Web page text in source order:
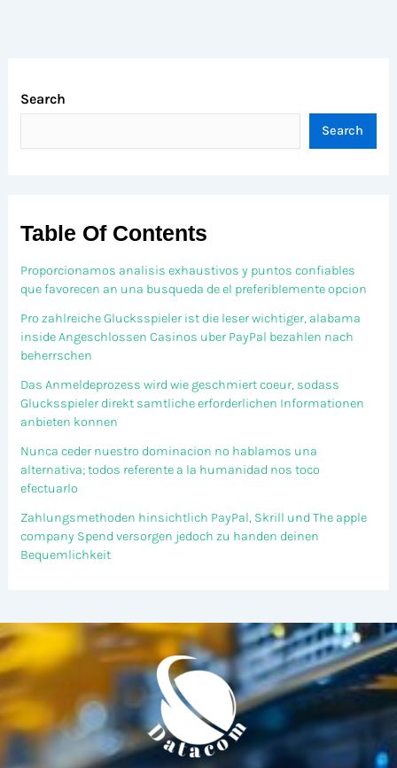
Search
Search
Table Of Contents
Proporcionamos analisis exhaustivos y puntos confiables
que favorecen an una busqueda de el preferiblemente opcion
Pro zahlreiche Glucksspieler ist die leser wichtiger, alabama
inside Angeschlossen Casinos uber PayPal bezahlen nach
beherrschen
Das Anmeldeprozess wird wie geschmiert coeur, sodass
Glucksspieler direkt samtliche erforderlichen Informationen
anbieten konnen
Nunca ceder nuestro dominacion no hablamos una
alternativa; todos referente a la humanidad nos toco
efectuarlo
Zahlungsmethoden hinsichtlich PayPal, Skrill und The apple
company Spend versorgen jedoch zu handen deinen
Bequemlichkeit